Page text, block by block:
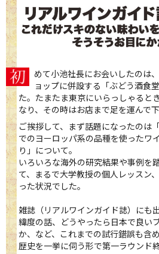
めて小池社長にお会いしたのは
ョップに併設する「ぶどう酒食
た。たまたま東京にいらっしゃると
なり、その時はお店まで足を運んで
ご挨拶して、まず話題になったのは
でのヨーロッパ系の品種を使ったワ
り」について。
いろいろな海外の研究結果や事例を
て、まるで大学教授の個人レッスン
った状況でした。
雑誌（リアルワインガイド誌）にも
緯度の話、どうやったら日本で良い
か、など、これまでの試行錯誤も含
歴史を一挙に伺う形で第一ラウンド